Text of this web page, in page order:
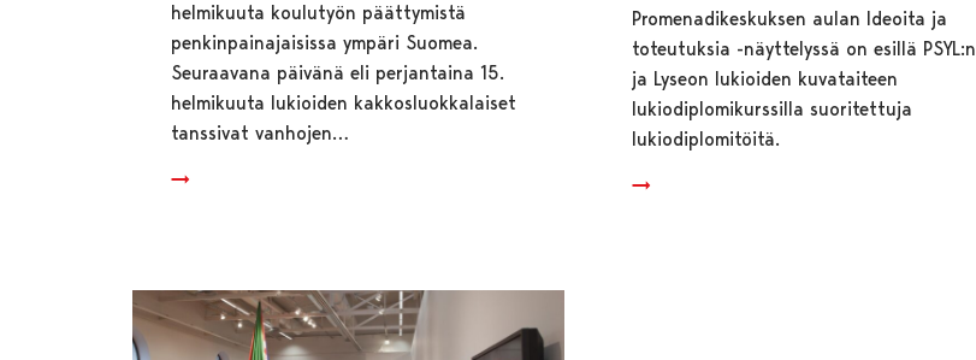
helmikuuta koulutyön päättymistä
penkinpainajaisissa ympäri Suomea.
Seuraavana päivänä eli perjantaina 15.
helmikuuta lukioiden kakkosluokkalaiset
tanssivat vanhojen…
Promenadikeskuksen aulan Ideoita ja
toteutuksia -näyttelyssä on esillä PSYL:n
ja Lyseon lukioiden kuvataiteen
lukiodiplomikurssilla suoritettuja
lukiodiplomitöitä.